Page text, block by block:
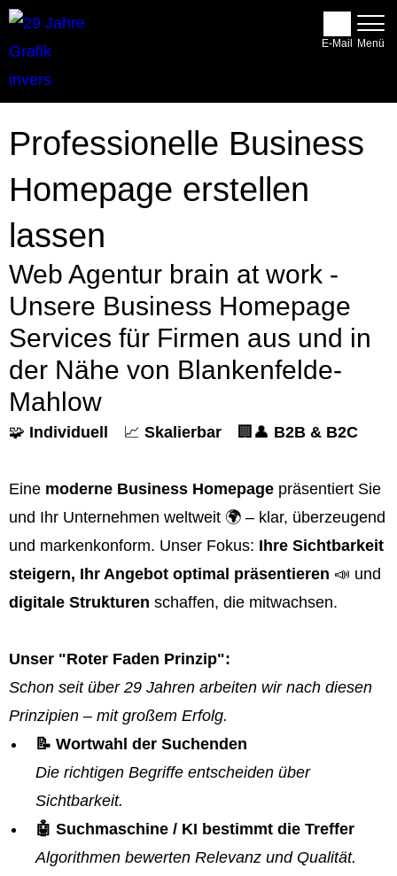
Professionelle Business
Homepage erstellen
lassen
Web Agentur brain at work -
Unsere Business Homepage
Services für Firmen aus und in
der Nähe von Blankenfelde-
Mahlow
🧩 Individuell 📈 Skalierbar 🏢👤 B2B & B2C
Eine moderne Business Homepage präsentiert Sie
und Ihr Unternehmen weltweit 🌍 – klar, überzeugend
und markenkonform. Unser Fokus: Ihre Sichtbarkeit
steigern, Ihr Angebot optimal präsentieren 📣 und
digitale Strukturen schaffen, die mitwachsen.
Unser "Roter Faden Prinzip":
Schon seit über 29 Jahren arbeiten wir nach diesen
Prinzipien – mit großem Erfolg.
📝 Wortwahl der Suchenden
Die richtigen Begriffe entscheiden über
Sichtbarkeit.
🤖 Suchmaschine / KI bestimmt die Treffer
Algorithmen bewerten Relevanz und Qualität.